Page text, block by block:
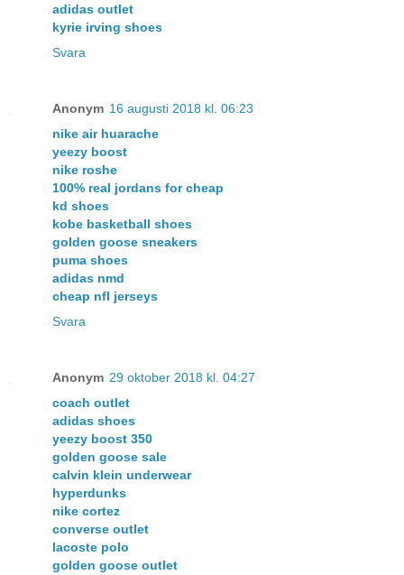
adidas outlet
kyrie irving shoes
Svara
Anonym 16 augusti 2018 kl. 06:23
nike air huarache
yeezy boost
nike roshe
100% real jordans for cheap
kd shoes
kobe basketball shoes
golden goose sneakers
puma shoes
adidas nmd
cheap nfl jerseys
Svara
Anonym 29 oktober 2018 kl. 04:27
coach outlet
adidas shoes
yeezy boost 350
golden goose sale
calvin klein underwear
hyperdunks
nike cortez
converse outlet
lacoste polo
golden goose outlet